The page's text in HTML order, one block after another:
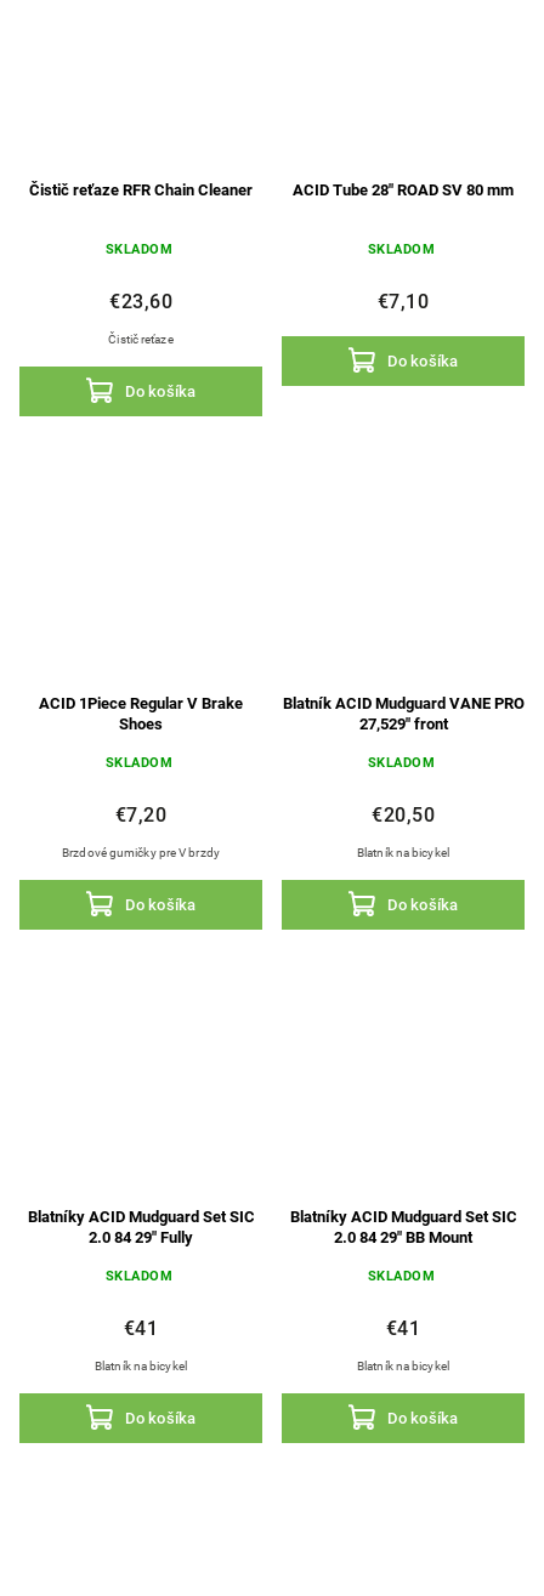
Čistič reťaze RFR Chain Cleaner
SKLADOM
€23,60
Do košíka
Čistič reťaze
ACID Tube 28" ROAD SV 80 mm
SKLADOM
€7,10
Do košíka
ACID 1Piece Regular V Brake
Shoes
SKLADOM
€7,20
Do košíka
Brzdové gumičky pre V brzdy
Blatník ACID Mudguard VANE PRO
27,529" front
SKLADOM
€20,50
Do košíka
Blatník na bicykel
Blatníky ACID Mudguard Set SIC
2.0 84 29" Fully
SKLADOM
€41
Do košíka
Blatník na bicykel
Blatníky ACID Mudguard Set SIC
2.0 84 29" BB Mount
SKLADOM
€41
Do košíka
Blatník na bicykel